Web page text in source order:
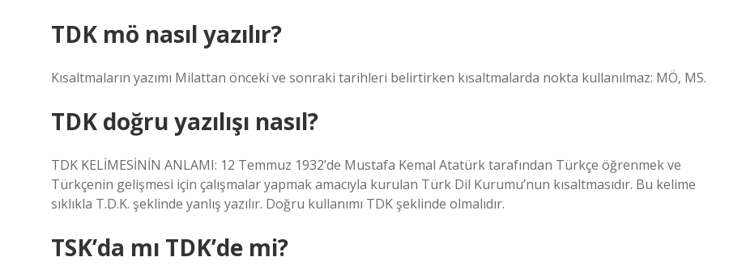
TDK mö nasıl yazılır?
Kısaltmaların yazımı Milattan önceki ve sonraki tarihleri ​​belirtirken kısaltmalarda nokta kullanılmaz: MÖ, MS.
TDK doğru yazılışı nasıl?
TDK KELİMESİNİN ANLAMI: 12 Temmuz 1932’de Mustafa Kemal Atatürk tarafından Türkçe öğrenmek ve
Türkçenin gelişmesi için çalışmalar yapmak amacıyla kurulan Türk Dil Kurumu’nun kısaltmasıdır. Bu kelime
sıklıkla T.D.K. şeklinde yanlış yazılır. Doğru kullanımı TDK şeklinde olmalıdır.
TSK’da mı TDK’de mi?